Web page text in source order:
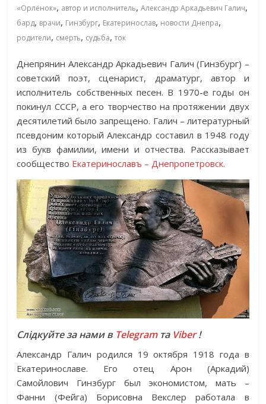
«Орлёнок», автор и исполнитель,Александр Аркадьевич Галич,
бард, врачи, Гинзбург, Екатеринослав, новости Днепра,
родители, смерть, судьба,ток
Днепрянин Александр Аркадьевич Галич (Гинзбург) –
советский поэт, сценарист, драматург, автор и
исполнитель собственных песен. В 1970-е годы он
покинул СССР, а его творчество на протяжении двух
десятилетий было запрещено. Галич – литературный
псевдоним который Александр составил в 1948 году
из букв фамилии, имени и отчества. Рассказывает
сообщество Екатеринославъ – Днепропетровск.
Слідкуйте за нами в Telegramта Viber!
Александр Галич родился 19 октября 1918 года в
Екатеринославе. Его отец Арон (Аркадий)
Самойлович Гинзбург был экономистом, мать –
Фанни (Фейга) Борисовна Векслер работала в